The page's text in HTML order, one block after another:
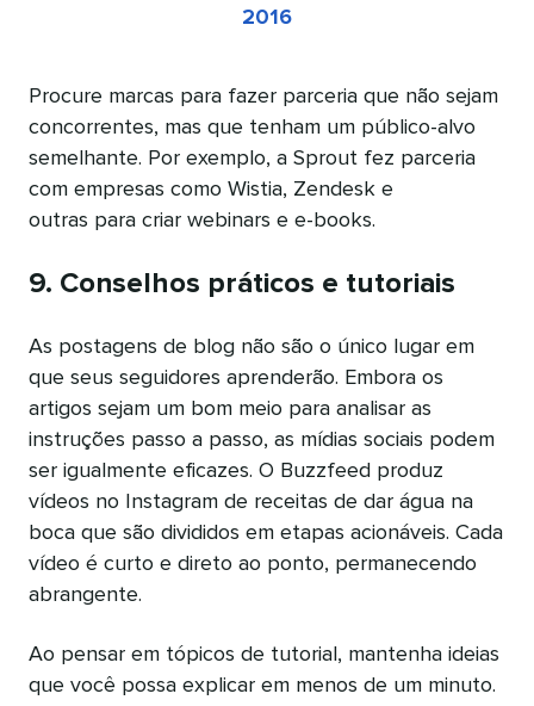
2016
Procure marcas para fazer parceria que não sejam
concorrentes, mas que tenham um público-alvo
semelhante. Por exemplo, a Sprout fez parceria
com empresas como Wistia, Zendesk e
outras para criar webinars e e-books.
9. Conselhos práticos e tutoriais
As postagens de blog não são o único lugar em
que seus seguidores aprenderão. Embora os
artigos sejam um bom meio para analisar as
instruções passo a passo, as mídias sociais podem
ser igualmente eficazes. O Buzzfeed produz
vídeos no Instagram de receitas de dar água na
boca que são divididos em etapas acionáveis. Cada
vídeo é curto e direto ao ponto, permanecendo
abrangente.
Ao pensar em tópicos de tutorial, mantenha ideias
que você possa explicar em menos de um minuto.